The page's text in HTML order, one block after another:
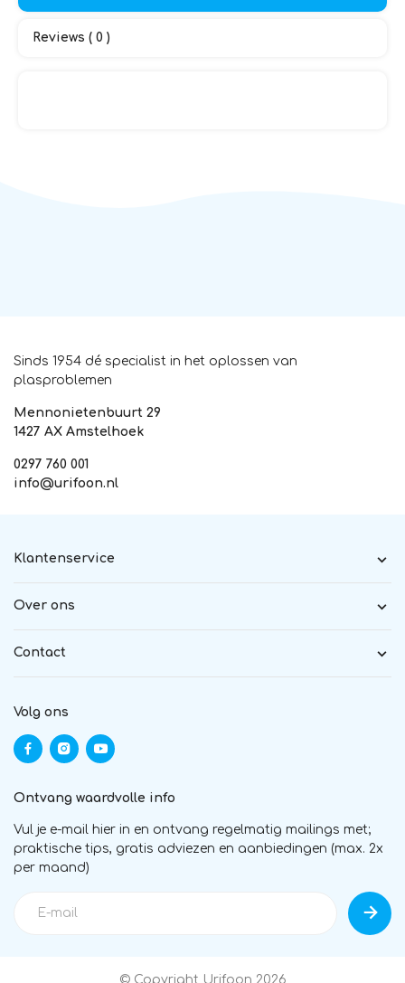
Reviews ( 0 )
Sinds 1954 dé specialist in het oplossen van
plasproblemen
Mennonietenbuurt 29
1427 AX Amstelhoek
0297 760 001
info@urifoon.nl
Klantenservice
Over ons
Contact
Volg ons
Ontvang waardvolle info
Vul je e-mail hier in en ontvang regelmatig mailings met;
praktische tips, gratis adviezen en aanbiedingen (max. 2x
per maand)
© Copyright Urifoon 2026